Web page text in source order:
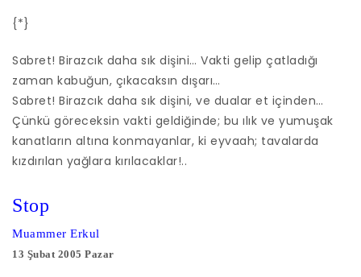
{*}
Sabret! Birazcık daha sık dişini… Vakti gelip çatladığı
zaman kabuğun, çıkacaksın dışarı…
Sabret! Birazcık daha sık dişini, ve dualar et içinden…
Çünkü göreceksin vakti geldiğinde; bu ılık ve yumuşak
kanatların altına konmayanlar, ki eyvaah; tavalarda
kızdırılan yağlara kırılacaklar!..
Stop
Muammer Erkul
13 Şubat 2005 Pazar